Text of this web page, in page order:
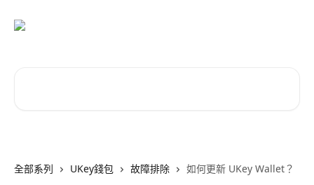
全部系列 UKey錢包 故障排除 如何更新 UKey Wallet？